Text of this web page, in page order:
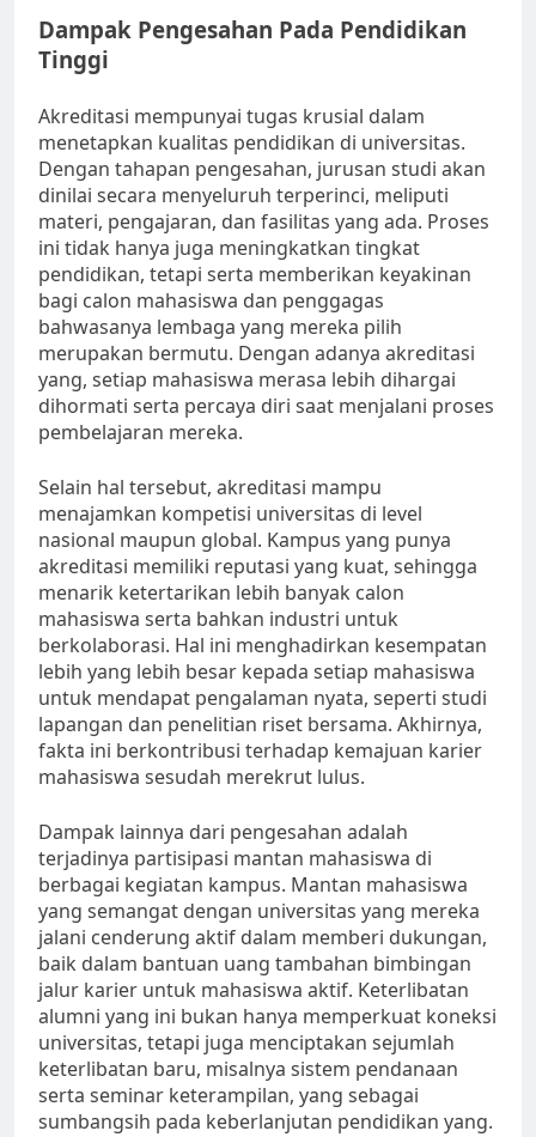
Dampak Pengesahan Pada Pendidikan
Tinggi
Akreditasi mempunyai tugas krusial dalam
menetapkan kualitas pendidikan di universitas.
Dengan tahapan pengesahan, jurusan studi akan
dinilai secara menyeluruh terperinci, meliputi
materi, pengajaran, dan fasilitas yang ada. Proses
ini tidak hanya juga meningkatkan tingkat
pendidikan, tetapi serta memberikan keyakinan
bagi calon mahasiswa dan penggagas
bahwasanya lembaga yang mereka pilih
merupakan bermutu. Dengan adanya akreditasi
yang, setiap mahasiswa merasa lebih dihargai
dihormati serta percaya diri saat menjalani proses
pembelajaran mereka.
Selain hal tersebut, akreditasi mampu
menajamkan kompetisi universitas di level
nasional maupun global. Kampus yang punya
akreditasi memiliki reputasi yang kuat, sehingga
menarik ketertarikan lebih banyak calon
mahasiswa serta bahkan industri untuk
berkolaborasi. Hal ini menghadirkan kesempatan
lebih yang lebih besar kepada setiap mahasiswa
untuk mendapat pengalaman nyata, seperti studi
lapangan dan penelitian riset bersama. Akhirnya,
fakta ini berkontribusi terhadap kemajuan karier
mahasiswa sesudah merekrut lulus.
Dampak lainnya dari pengesahan adalah
terjadinya partisipasi mantan mahasiswa di
berbagai kegiatan kampus. Mantan mahasiswa
yang semangat dengan universitas yang mereka
jalani cenderung aktif dalam memberi dukungan,
baik dalam bantuan uang tambahan bimbingan
jalur karier untuk mahasiswa aktif. Keterlibatan
alumni yang ini bukan hanya memperkuat koneksi
universitas, tetapi juga menciptakan sejumlah
keterlibatan baru, misalnya sistem pendanaan
serta seminar keterampilan, yang sebagai
sumbangsih pada keberlanjutan pendidikan yang.